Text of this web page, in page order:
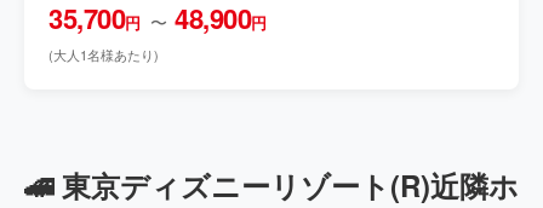
35,700円 〜 48,900円
(大人1名様あたり)
🚄 東京ディズニーリゾート(R)近隣ホ